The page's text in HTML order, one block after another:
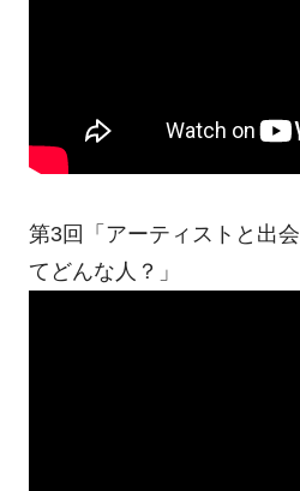
第3回「アーティストと出
てどんな人？」